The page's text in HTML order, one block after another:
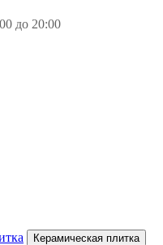
до 20:00
Керамическая плитка